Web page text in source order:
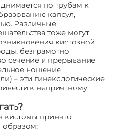
по трубам к
капсул,
Различные
тоже могут
кистозной
безграмотно
сечение и прерывание
ношение
– эти гинекологические
к неприятному
кистомы принято
образом: